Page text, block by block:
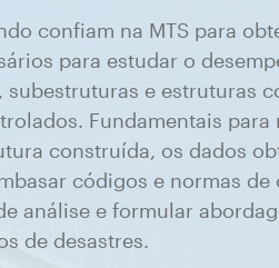
confiam na MTS para
para estudar o
e estruturas
Fundamentais para
construída, os dados
códigos e normas de
análise e formular
de desastres.